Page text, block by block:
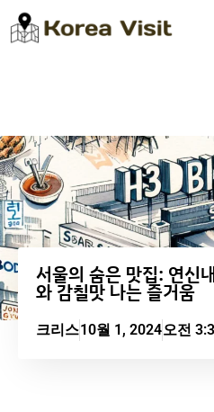
서울의 숨은 맛집: 연신
와 감칠맛 나는 즐거움
크리스10월 1, 2024오전